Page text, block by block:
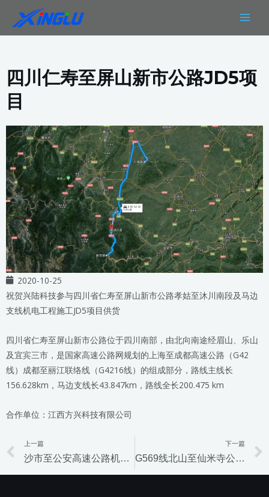
内
四川仁寿至屏山新市公路JD5项
目
2020-10-25
祝贺兴陆科技参与四川省仁寿至屏山新市公路孝姑至沐川南段及马边
支线机电工程施工JD5项目供货
四川省仁寿至屏山新市公路位于四川南部，由北向南途经眉山、乐山
及宜宾三市，是国家高速公路网规划的上海至成都高速公路（G42
线）成都至丽江联络线（G4216线）的组成部分，路线主线长
156.628km，马边支线长43.847km，路线全长200.475 km
合作单位：江西方兴科技有限公司
Prev
上一篇
沙市至公安高速公路机电工程
下一篇
G569线北山至仙米寺公路工程